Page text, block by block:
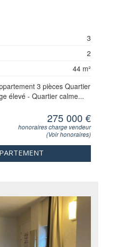
3
2
44 m²
3 pièces Quartier
élevé - Quartier calme...
275 000 €
honoraires charge vendeur
(Voir honoraires)